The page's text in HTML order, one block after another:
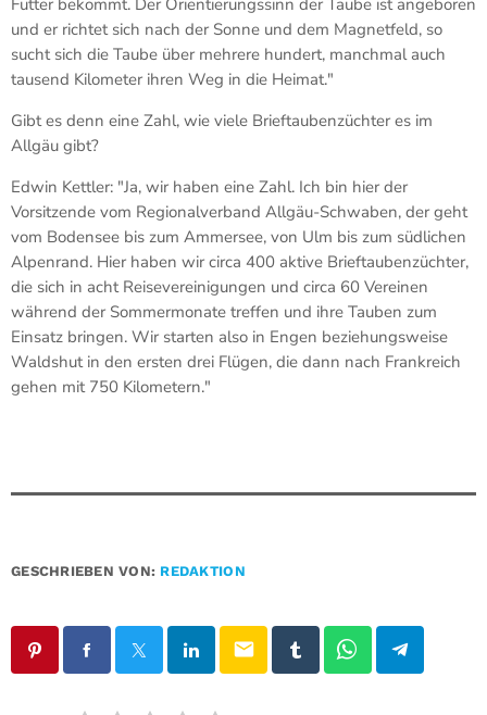
und er richtet sich nach der Sonne und dem Magnetfeld, so
sucht sich die Taube über mehrere hundert, manchmal auch
tausend Kilometer ihren Weg in die Heimat."
Gibt es denn eine Zahl, wie viele Brieftaubenzüchter es im
Allgäu gibt?
Edwin Kettler: "Ja, wir haben eine Zahl. Ich bin hier der
Vorsitzende vom Regionalverband Allgäu-Schwaben, der geht
vom Bodensee bis zum Ammersee, von Ulm bis zum südlichen
Alpenrand. Hier haben wir circa 400 aktive Brieftaubenzüchter,
die sich in acht Reisevereinigungen und circa 60 Vereinen
während der Sommermonate treffen und ihre Tauben zum
Einsatz bringen. Wir starten also in Engen beziehungsweise
Waldshut in den ersten drei Flügen, die dann nach Frankreich
gehen mit 750 Kilometern."
GESCHRIEBEN VON: REDAKTION
email